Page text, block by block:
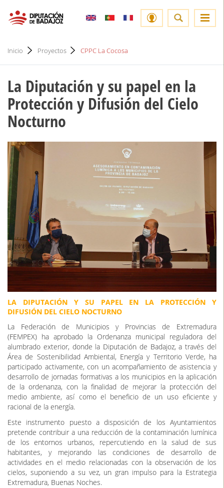
Inicio Proyectos CPPC La Cocosa
La Diputación y su papel en la
Protección y Difusión del Cielo
Nocturno
LA DIPUTACIÓN Y SU PAPEL EN LA PROTECCIÓN Y
DIFUSIÓN DEL CIELO NOCTURNO
La Federación de Municipios y Provincias de Extremadura
(FEMPEX) ha aprobado la Ordenanza municipal reguladora del
alumbrado exterior, donde la Diputación de Badajoz, a través del
Área de Sostenibilidad Ambiental, Energía y Territorio Verde, ha
participado activamente, con un acompañamiento de asistencia y
desarrollo de jornadas formativas a los municipios en la aplicación
de la ordenanza, con la finalidad de mejorar la protección del
medio ambiente, así como el beneficio de un uso eficiente y
racional de la energía.
Este instrumento puesto a disposición de los Ayuntamientos
pretende contribuir a una reducción de la contaminación lumínica
de los entornos urbanos, repercutiendo en la salud de sus
habitantes, y mejorando las condiciones de desarrollo de
actividades en el medio relacionadas con la observación de los
cielos, suponiendo a su vez, un gran impulso para la Estrategia
Extremadura, Buenas Noches.